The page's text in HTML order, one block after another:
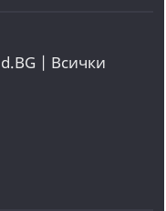
| Всички